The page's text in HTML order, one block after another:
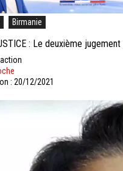
Birmanie
: Le deuxième
: 20/12/2021